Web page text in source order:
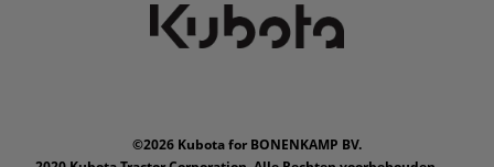
©2026 Kubota for BONENKAMP BV.